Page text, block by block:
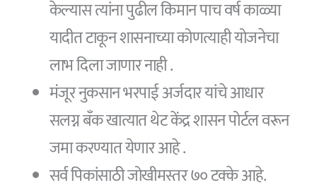
केल्यास त्यांना पुढील किमान पाच वर्ष काळ्या
यादीत टाकून शासनाच्या कोणत्याही योजनेचा
लाभ दिला जाणार नाही .
मंजूर नुकसान भरपाई अर्जदार यांचे आधार
सलग्न बँक खात्यात थेट केंद्र शासन पोर्टल वरून
जमा करण्यात येणार आहे .
सर्व पिकांसाठी जोखीमस्तर ७० टक्के आहे.